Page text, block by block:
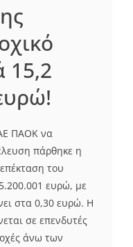
15,2
ΠΑΟΚ να
πάρθηκε η
του
ευρώ, με
στα 0,30 ευρώ. Η
σε επενδυτές
άνω των